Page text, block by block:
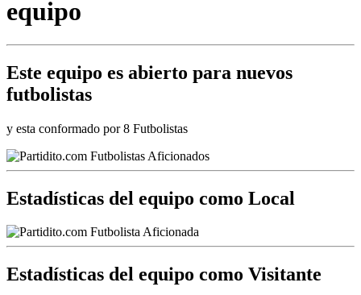
equipo
Este equipo es abierto para nuevos
futbolistas
y esta conformado por 8 Futbolistas
Estadísticas del equipo como Local
Estadísticas del equipo como Visitante